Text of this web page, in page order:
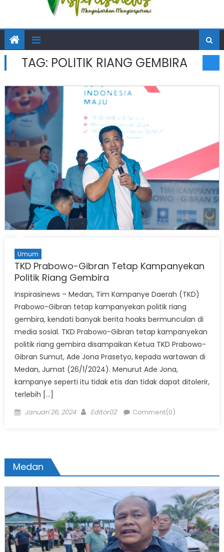
TAG: POLITIK RIANG GEMBIRA
Umum
TKD Prabowo-Gibran Tetap Kampanyekan
Politik Riang Gembira
Inspirasinews – Medan, Tim Kampanye Daerah (TKD)
Prabowo-Gibran tetap kampanyekan politik riang
gembira, kendati banyak berita hoaks bermunculan di
media sosial. TKD Prabowo-Gibran tetap kampanyekan
politik riang gembira disampaikan Ketua TKD Prabowo-
Gibran Sumut, Ade Jona Prasetyo, kepada wartawan di
Medan, Jumat (26/1/2024). Menurut Ade Jona,
kampanye seperti itu tidak etis dan tidak dapat ditolerir,
terlebih […]
Posted
Januari 26, 2024 Author
Editor02 Comment(0)
Medan